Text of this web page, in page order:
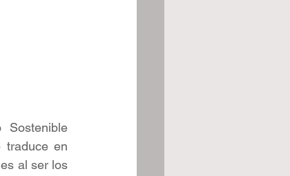
traduce en
al ser los